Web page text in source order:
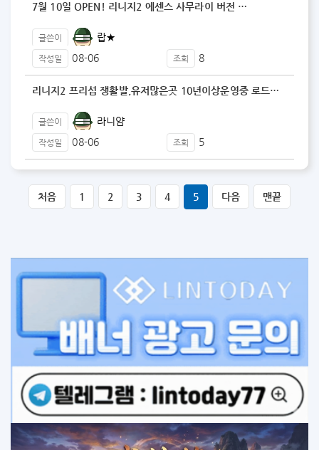
7월 10일 OPEN! 리니지2 에센스 사무라이 버전 …
글쓴이 랍★
작성일 08-06 조회 8
리니지2 프리섭 쟁활발,유저많은곳 10년이상운영중 로드…
글쓴이 라니얌
작성일 08-06 조회 5
처음 1 2 3 4 5 다음 맨끝